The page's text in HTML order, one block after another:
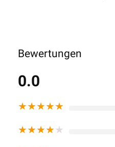
Bewertungen
0.0
★★★★★
★★★★★